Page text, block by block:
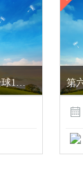
第六届世界声博会暨2023科大讯飞全球1024开发者节—开发者生态论坛
